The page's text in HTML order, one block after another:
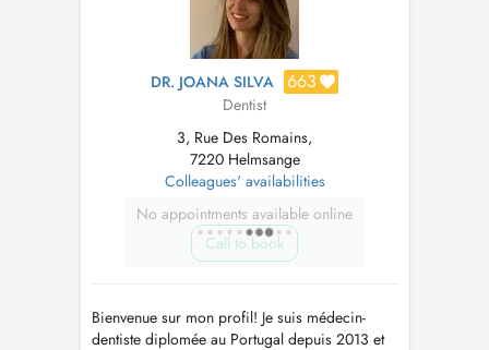
DR. JOANA SILVA 663
Dentist
3, Rue Des Romains,
7220 Helmsange
Colleagues' availabilities
No appointments available online
Call to book
Bienvenue sur mon profil! Je suis médecin-
dentiste diplomée au Portugal depuis 2013 et